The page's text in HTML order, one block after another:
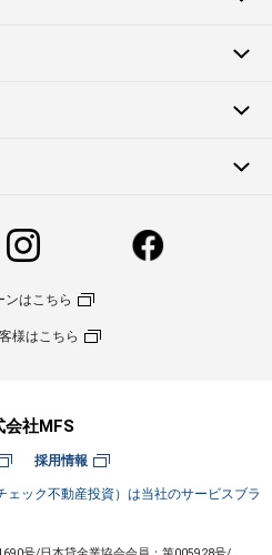
ンはこちら
様はこちら
会社MFS
採用情報
ック不動産投資）は当社のサービスブラ